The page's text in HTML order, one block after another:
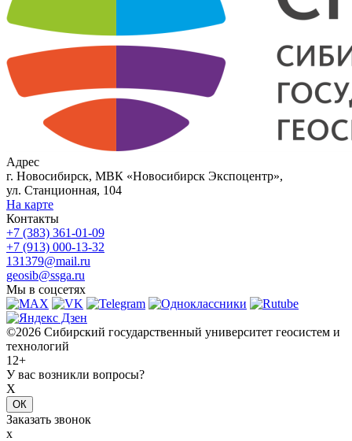
Адрес
г. Новосибирск, МВК «Новосибирск Экспоцентр»,
ул. Станционная, 104
На карте
Контакты
+7 (383) 361-01-09
+7 (913) 000-13-32
131379@mail.ru
geosib@ssga.ru
Мы в соцсетях
©2026 Сибирский государственный университет геосистем и
технологий
12+
У вас возникли вопросы?
X
ОК
Заказать звонок
x